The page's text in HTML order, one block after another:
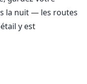
la nuit — les routes
y est